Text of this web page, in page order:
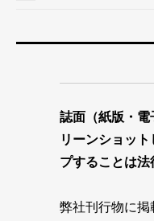
誌面（紙版・電
リーンショッ
プすることは法
弊社刊行物に